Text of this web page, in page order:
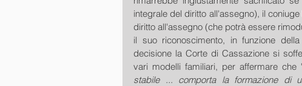
integrale del diritto all'assegno), il
diritto all'assegno (che potrà essere
il suo riconoscimento, in funzione
decisione la Corte di Cassazione si
vari modelli familiari, per affermare che
stabile ... comporta la formazione di